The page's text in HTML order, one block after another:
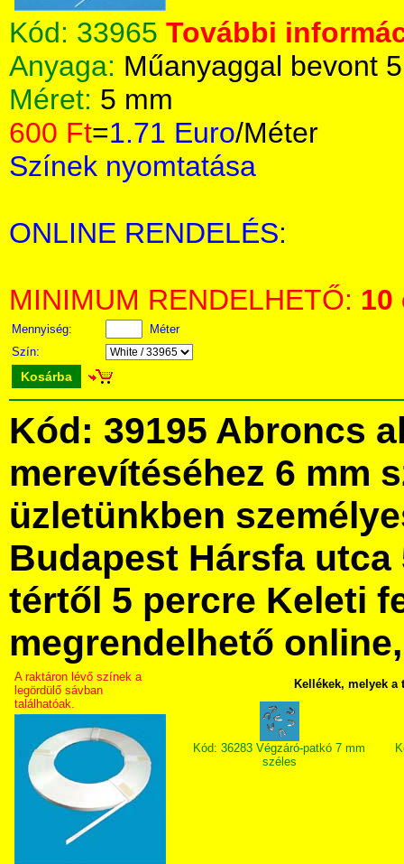
Kód: 33965 További
Anyaga: Műanyaggal bevont
Méret: 5 mm
600 Ft=1.71 Euro/Méter
Színek nyomtatása
ONLINE RENDELÉS:
MINIMUM RENDELHETŐ: 10
Mennyiség:
Méter
Szín:
Kosárba
Kód: 39195 Abroncs
merevítéséhez 6 mm
üzletünkben
Budapest Hársfa utca
tértől 5 percre Keleti
megrendelhető
A raktáron lévő színek a
legördülő sávban
találhatóak.
Kellékek, melyek
Kód: 36283 Végzáró-patkó 7 mm
széles